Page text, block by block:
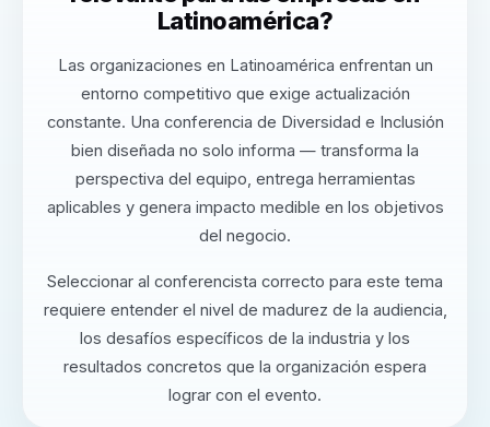
Latinoamérica?
Las organizaciones en Latinoamérica enfrentan un
entorno competitivo que exige actualización
constante. Una conferencia de Diversidad e Inclusión
bien diseñada no solo informa — transforma la
perspectiva del equipo, entrega herramientas
aplicables y genera impacto medible en los objetivos
del negocio.
Seleccionar al conferencista correcto para este tema
requiere entender el nivel de madurez de la audiencia,
los desafíos específicos de la industria y los
resultados concretos que la organización espera
lograr con el evento.